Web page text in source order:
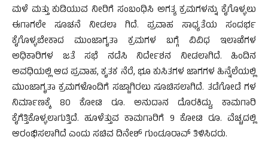
ಮಳೆ ಮತ್ತು ಕುಡಿಯುವ ನೀರಿಗೆ ಸಂಬಂಧಿಸಿ ಅಗತ್ಯ ಕ್ರಮಗಳನ್ನು ಕೈಗೊಳ್ಳಲು
ಈಗಾಗಲೇ ಸೂಚನೆ ನೀಡಲಾ ಗಿದೆ. ಪ್ರವಾಹ ಸಾಧ್ಯತೆಯ ಸಂದರ್ಭ
ಕೈಗೊಳ್ಳಬೇಕಾದ ಮುಂಜಾಗೃತಾ ಕ್ರಮಗಳ ಬಗ್ಗೆ ವಿವಿಧ ಇಲಾಖೆಗಳ
ಅಧಿಕಾರಿಗಳ ಜತೆ ಸಭೆ ನಡೆಸಿ ನಿರ್ದೇಶನ ನೀಡಲಾಗಿದೆ. ಹಿಂದಿನ
ಅವಧಿಯಲ್ಲಿ ಆದ ಪ್ರವಾಹ, ಕೃತಕ ನೆರೆ, ಭೂ ಕುಸಿತಗಳ ಜಾಗಗಳ ಹಿನ್ನೆಲೆಯಲ್ಲಿ
ಮುಂಜಾಗೃತಾ ಕ್ರಮಗಳೊಂದಿಗೆ ಸಜ್ಜಾಗಿರಲು ಸೂಚಿಸಲಾಗಿದೆ. ತಡೆಗೋಡೆ ಗಳ
ನಿರ್ಮಾಣಕ್ಕೆ 80 ಕೋಟಿ ರೂ. ಅನುದಾನ ದೊರಕಿದ್ದು, ಕಾಮಗಾರಿ
ಕೈಗೆತ್ತಿಕೊಳ್ಳಲಾಗುತ್ತಿದೆ. ಹೂಳೆತ್ತುವ ಕಾಮಗಾರಿಗೆ 9 ಕೋಟಿ ರೂ. ವೆಚ್ಚದಲ್ಲಿ
ಆರಂಭಿಸಲಾಗಿದೆ ಎಂದು ಸಚಿವ ದಿನೇಶ್ ಗುಂಡೂರಾವ್ ತಿಳಿಸಿದರು.